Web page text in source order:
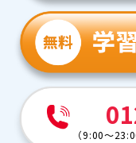
（9:00～